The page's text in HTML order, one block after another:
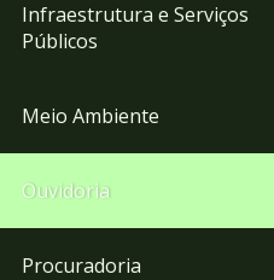
Infraestrutura e Serviços
Públicos
Meio Ambiente
Ouvidoria
Procuradoria